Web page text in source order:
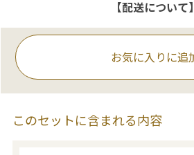
【配送について】
お気に入りに追
このセットに含まれる内容